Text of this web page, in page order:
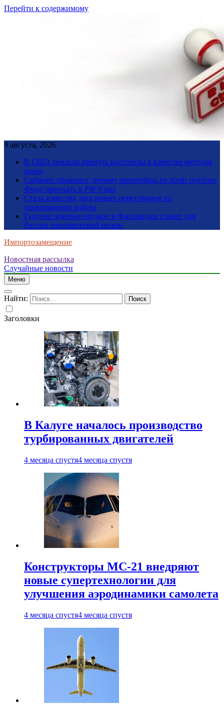
Перейти к содержимому
9 августа, 2026
В США решили вернуть расстрелы в качестве методов
казни
Саймонс объяснил, почему европейцы не хотят пустить
Фицо приехать в РФ 9 мая
Стала известна дата новых переговоров по
прекращению войны
Гурулев: ядерное оружие в Финляндии станет для
России приоритетной целью
Импортозамещение
Новостная рассылка
Случайные новости
Меню
Найти:
Заголовки
В Калуге началось производство
турбированных двигателей
4 месяца спустя4 месяца спустя
Конструкторы МС-21 внедряют
новые супертехнологии для
улучшения аэродинамики самолета
4 месяца спустя4 месяца спустя